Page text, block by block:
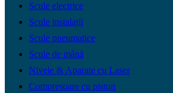
Scule electrice
Scule instalații
Scule pneumatice
Scule de mână
Nivele & Aparate cu Laser
Compresoare cu piston